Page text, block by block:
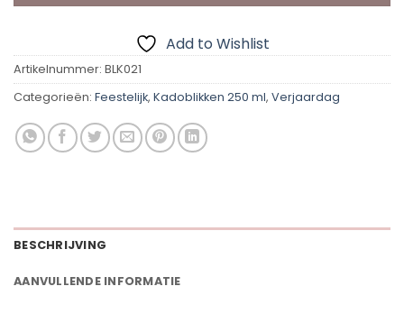
Add to Wishlist
Artikelnummer: BLK021
Categorieën: Feestelijk, Kadoblikken 250 ml, Verjaardag
BESCHRIJVING
AANVULLENDE INFORMATIE